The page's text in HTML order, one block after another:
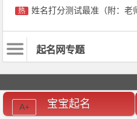
宝宝起名
A+
热 姓名打分测试最准（附：老
起名网专题
男孩起名 男
女孩起名
双胞